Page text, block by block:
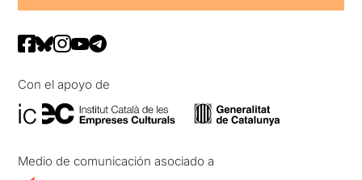
Con el apoyo de
Medio de comunicación asociado a